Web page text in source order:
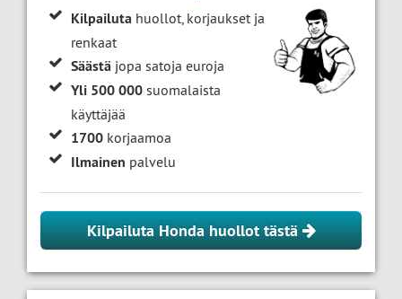
Kilpailuta huollot, korjaukset ja
renkaat
Säästä jopa satoja euroja
Yli 500 000 suomalaista
käyttäjää
1700 korjaamoa
Ilmainen palvelu
Kilpailuta Honda huollot tästä